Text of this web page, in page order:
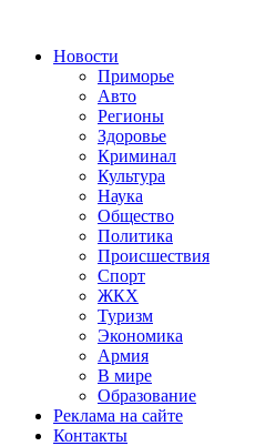
Новости
Приморье
Авто
Регионы
Здоровье
Криминал
Культура
Наука
Общество
Политика
Происшествия
Спорт
ЖКХ
Туризм
Экономика
Армия
В мире
Образование
Реклама на сайте
Контакты